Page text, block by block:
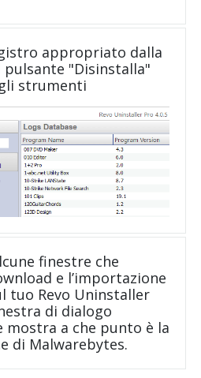
appropriato dalla
"Disinstalla"
strumenti
finestre che
e l’importazione
tuo Revo Uninstaller
di dialogo
mostra a che punto è la
di Malwarebytes.